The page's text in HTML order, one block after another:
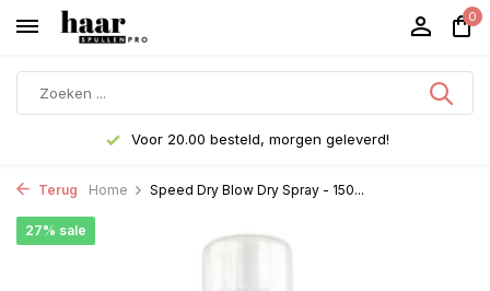
0
Voor 20.00 besteld, morgen geleverd!
Terug Home Speed Dry Blow Dry Spray - 150...
27% sale